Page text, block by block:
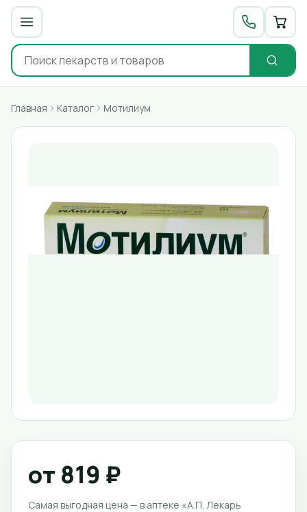
Главная Каталог Мотилиум
от 819 ₽
Самая выгодная цена — в аптеке «А.П. Лекарь